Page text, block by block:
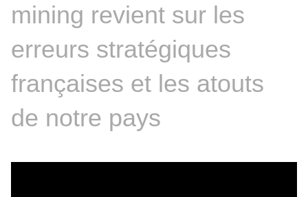
mining revient sur les
erreurs stratégiques
françaises et les atouts
de notre pays